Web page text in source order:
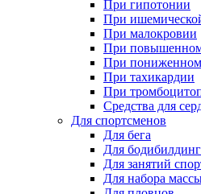
При гипотонии
При
При малокровии
При
При пониженном
При тахикардии
При
Средства для
Для спортсменов
Для бега
Для
Для занятий
Для набора